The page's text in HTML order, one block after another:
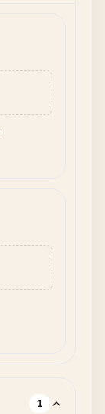
1